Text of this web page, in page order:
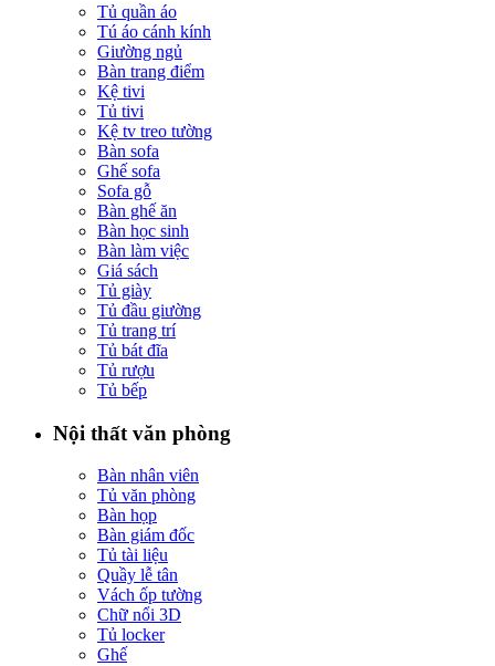
Tủ quần áo
Tú áo cánh kính
Giường ngủ
Bàn trang điểm
Kệ tivi
Tủ tivi
Kệ tv treo tường
Bàn sofa
Ghế sofa
Sofa gỗ
Bàn ghế ăn
Bàn học sinh
Bàn làm việc
Giá sách
Tủ giày
Tủ đầu giường
Tủ trang trí
Tủ bát đĩa
Tủ rượu
Tủ bếp
Nội thất văn phòng
Bàn nhân viên
Tủ văn phòng
Bàn họp
Bàn giám đốc
Tủ tài liệu
Quầy lễ tân
Vách ốp tường
Chữ nổi 3D
Tủ locker
Ghế